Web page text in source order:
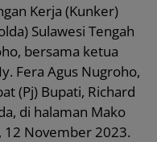
Kerja (Kunker)
Sulawesi Tengah
bersama ketua
Fera Agus Nugroho,
(Pj) Bupati, Richard
di halaman Mako
12 November 2023.